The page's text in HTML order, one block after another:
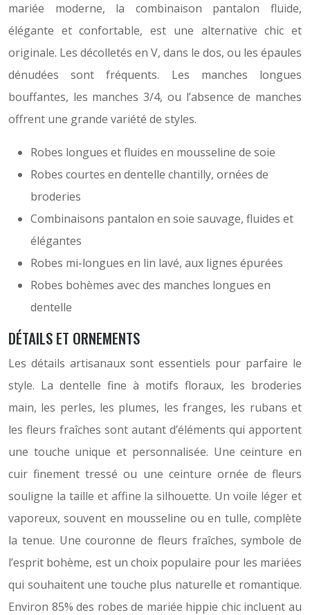
mariée moderne, la combinaison pantalon fluide,
élégante et confortable, est une alternative chic et
originale. Les décolletés en V, dans le dos, ou les épaules
dénudées sont fréquents. Les manches longues
bouffantes, les manches 3/4, ou l’absence de manches
offrent une grande variété de styles.
Robes longues et fluides en mousseline de soie
Robes courtes en dentelle chantilly, ornées de
broderies
Combinaisons pantalon en soie sauvage, fluides et
élégantes
Robes mi-longues en lin lavé, aux lignes épurées
Robes bohèmes avec des manches longues en
dentelle
DÉTAILS ET ORNEMENTS
Les détails artisanaux sont essentiels pour parfaire le
style. La dentelle fine à motifs floraux, les broderies
main, les perles, les plumes, les franges, les rubans et
les fleurs fraîches sont autant d’éléments qui apportent
une touche unique et personnalisée. Une ceinture en
cuir finement tressé ou une ceinture ornée de fleurs
souligne la taille et affine la silhouette. Un voile léger et
vaporeux, souvent en mousseline ou en tulle, complète
la tenue. Une couronne de fleurs fraîches, symbole de
l’esprit bohème, est un choix populaire pour les mariées
qui souhaitent une touche plus naturelle et romantique.
Environ 85% des robes de mariée hippie chic incluent au